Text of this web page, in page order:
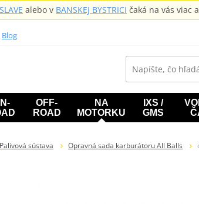
alebo v BANSKEJ BYSTRICI čaká na vás viac
Blog
OFF-
ROAD
NA
MOTORKU
IXS /
GMS
Palivová sústava Opravná sada karburátoru All Balls